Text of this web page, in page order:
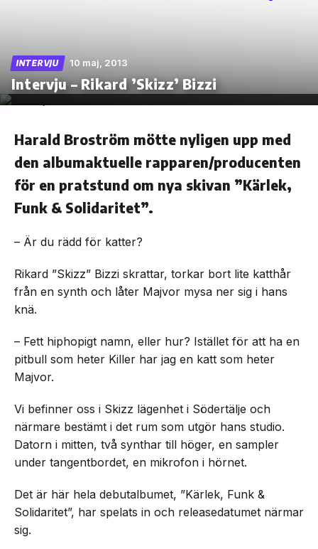
Skip
the
INTERVJU 10 maj, 2013
Intervju – Rikard ’Skizz’ Bizzi
Harald Broström mötte nyligen upp med
den albumaktuelle rapparen/producenten
för en pratstund om nya skivan ”Kärlek,
Funk & Solidaritet”.
– Är du rädd för katter?
Rikard ”Skizz” Bizzi skrattar, torkar bort lite katthår
från en synth och låter Majvor mysa ner sig i hans
knä.
– Fett hiphopigt namn, eller hur? Istället för att ha en
pitbull som heter Killer har jag en katt som heter
Majvor.
Vi befinner oss i Skizz lägenhet i Södertälje och
närmare bestämt i det rum som utgör hans studio.
Datorn i mitten, två synthar till höger, en sampler
under tangentbordet, en mikrofon i hörnet.
Det är här hela debutalbumet, ”Kärlek, Funk &
Solidaritet”, har spelats in och releasedatumet närmar
sig.